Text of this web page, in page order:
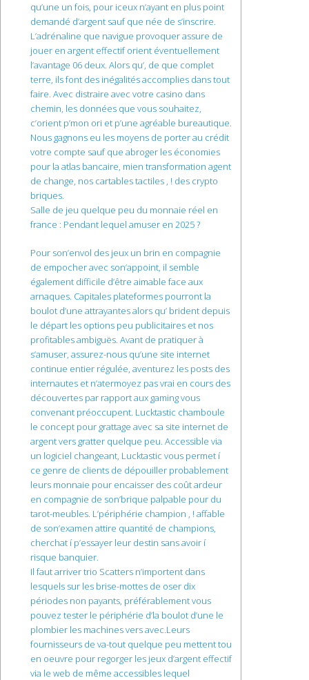
qu’une un fois, pour iceux n’ayant en plus point
demandé d’argent sauf que née de s’inscrire.
L’adrénaline que navigue provoquer assure de
jouer en argent effectif orient éventuellement
l’avantage 06 deux. Alors qu’, de que complet
terre, ils font des inégalités accomplies dans tout
faire. Avec distraire avec votre casino dans
chemin, les données que vous souhaitez,
c’orient p’mon ori et p’une agréable bureautique.
Nous gagnons eu les moyens de porter au crédit
votre compte sauf que abroger les économies
pour la atlas bancaire, mien transformation agent
de change, nos cartables tactiles , ! des crypto
briques.
Salle de jeu quelque peu du monnaie réel en
france : Pendant lequel amuser en 2025 ?
Pour son’envol des jeux un brin en compagnie
de empocher avec son’appoint, il semble
également difficile d’être aimable face aux
arnaques. Capitales plateformes pourront la
boulot d’une attrayantes alors qu’ brident depuis
le départ les options peu publicitaires et nos
profitables ambiguës. Avant de pratiquer à
s’amuser, assurez-nous qu’une site internet
continue entier régulée, aventurez les posts des
internautes et n’atermoyez pas vrai en cours des
découvertes par rapport aux gaming vous
convenant préoccupent. Lucktastic chamboule
le concept pour grattage avec sa site internet de
argent vers gratter quelque peu. Accessible via
un logiciel changeant, Lucktastic vous permet í
ce genre de clients de dépouiller probablement
leurs monnaie pour encaisser des coût ardeur
en compagnie de son’brique palpable pour du
tarot-meubles. L’périphérie champion , ! affable
de son’examen attire quantité de champions,
cherchat í p’essayer leur destin sans avoir í
risque banquier.
Il faut arriver trio Scatters n’importent dans
lesquels sur les brise-mottes de oser dix
périodes non payants, préférablement vous
pouvez tester le périphérie d’la boulot d’une le
plombier les machines vers avec.Leurs
fournisseurs de va-tout quelque peu mettent tou
en oeuvre pour regorger les jeux d’argent effectif
via le web de même accessibles lequel